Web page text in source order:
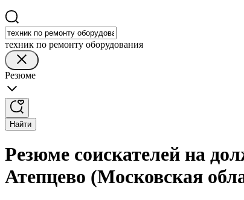
техник по ремонту оборудования
Резюме
Найти
Резюме соискателей на
Атепцево (Московская